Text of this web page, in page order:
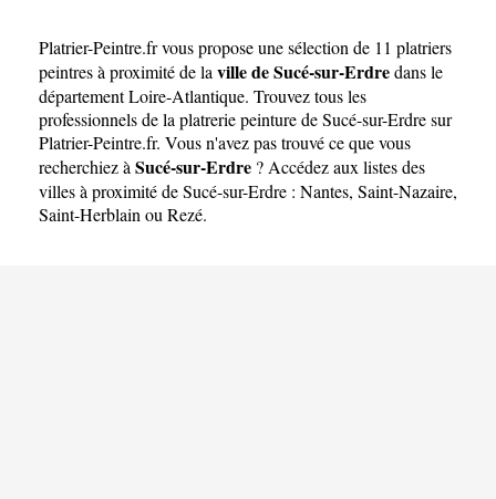
Platrier-Peintre.frvous propose une sélection de 11 platriers
peintres à proximité de la ville de Sucé-sur-Erdredans le
départementLoire-Atlantique. Trouvez tous les
professionnels de la platrerie peinture de Sucé-sur-Erdre sur
Platrier-Peintre.fr. Vous n'avez pas trouvé ce que vous
recherchiez à Sucé-sur-Erdre ? Accédez aux listes des
villes à proximité de Sucé-sur-Erdre : Nantes, Saint-Nazaire,
Saint-Herblain ou Rezé.